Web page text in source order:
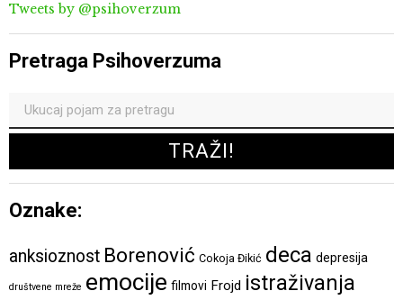
Tweets by @psihoverzum
Pretraga Psihoverzuma
Oznake:
anksioznost Borenović Cokoja Đikić deca depresija
društvene mreže emocije filmovi Frojd istraživanja